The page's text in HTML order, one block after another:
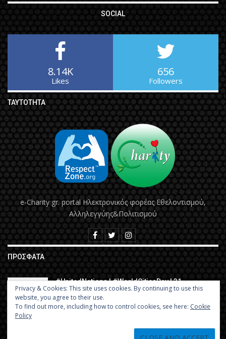
SOCIAL
8.14K
Likes
656
Followers
ΤΑΥΤΌΤΗΤΑ
e-Charity gr. portal Hλεκτρονικός φορέας Εθελοντισμού,
Αλληλεγγύης&Πολιτισμού
ΠΡΌΣΦΑΤΑ
#UnitedNations | #WorldCitiesDay | 31
Οκτωβρίου:…
Privacy & Cookies: This site uses cookies. By continuing to use this
website, you agree to their use.
To find out more, including how to control cookies, see here: Cookie
Policy